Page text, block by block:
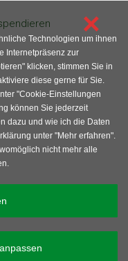
×
Technologien um ihnen
Internetpräsenz zur
klicken, stimmen Sie in
diese gerne für Sie.
"Cookie-Einstellungen
können Sie jederzeit
dazu und wie ich die Daten
unter "Mehr erfahren".
nicht mehr alle